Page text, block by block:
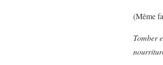
(Même
Tomber